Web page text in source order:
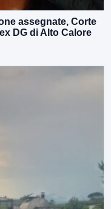
assegnate, Corte
DG di Alto Calore